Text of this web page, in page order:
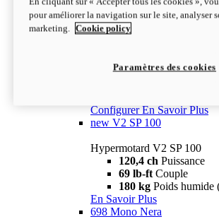
Configurer En Savoir Plus
newV2 SP
69 lb-ftCouple
Poids
Configurer En Savoir Plus
new V2 SP 100
Hypermotard V2 SP 100
120,4 ch Puissance
69 lb-ft Couple
180 kg Poids humide
En Savoir Plus
698 Mono Nera
pour améliorer la navigation sur le site, analyser
marketing.
Cookie policy
Paramètres des cookies